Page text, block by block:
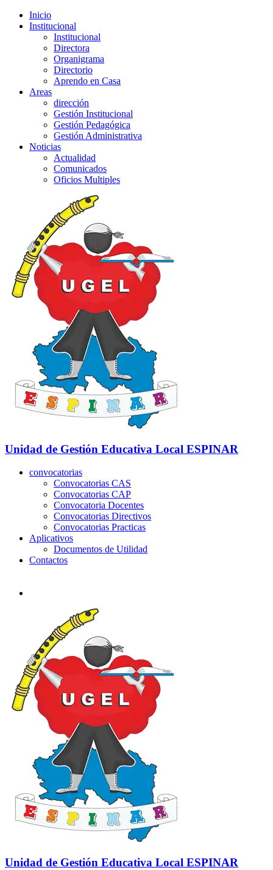
Inicio
Institucional
Institucional
Directora
Organigrama
Directorio
Aprendo en Casa
Areas
dirección
Gestión Institucional
Gestión Pedagógica
Gestión Administrativa
Noticias
Actualidad
Comunicados
Oficios Multiples
Unidad de Gestión Educativa Local ESPINAR
convocatorias
Convocatorias CAS
Convocatorias CAP
Convocatoria Docentes
Convocatorias Directivos
Convocatorias Practicas
Aplicativos
Documentos de Utilidad
Contactos
Unidad de Gestión Educativa Local ESPINAR